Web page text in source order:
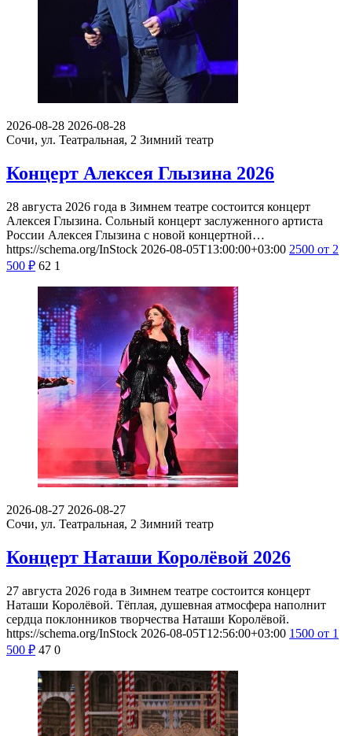
2026-08-28 2026-08-28
Сочи, ул. Театральная, 2 Зимний театр
Концерт Алексея Глызина 2026
28 августа 2026 года в Зимнем театре состоится концерт
Алексея Глызина. Сольный концерт заслуженного артиста
России Алексея Глызина с новой концертной…
https://schema.org/InStock 2026-08-05T13:00:00+03:00 2500 от 2
500 ₽ 62 1
2026-08-27 2026-08-27
Сочи, ул. Театральная, 2 Зимний театр
Концерт Наташи Королёвой 2026
27 августа 2026 года в Зимнем театре состоится концерт
Наташи Королёвой. Тёплая, душевная атмосфера наполнит
сердца поклонников творчества Наташи Королёвой.
https://schema.org/InStock 2026-08-05T12:56:00+03:00 1500 от 1
500 ₽ 47 0